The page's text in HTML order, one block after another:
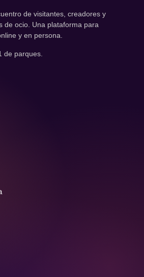
de visitantes, creadores y
de ocio. Una plataforma para
y en persona.
de parques.